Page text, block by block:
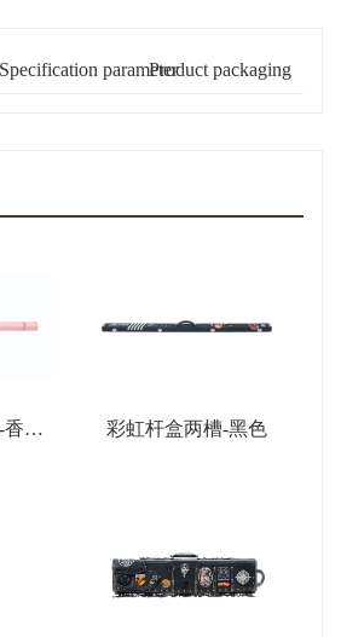
Specification parameterProduct packaging
香薰
彩虹杆盒两槽-黑色